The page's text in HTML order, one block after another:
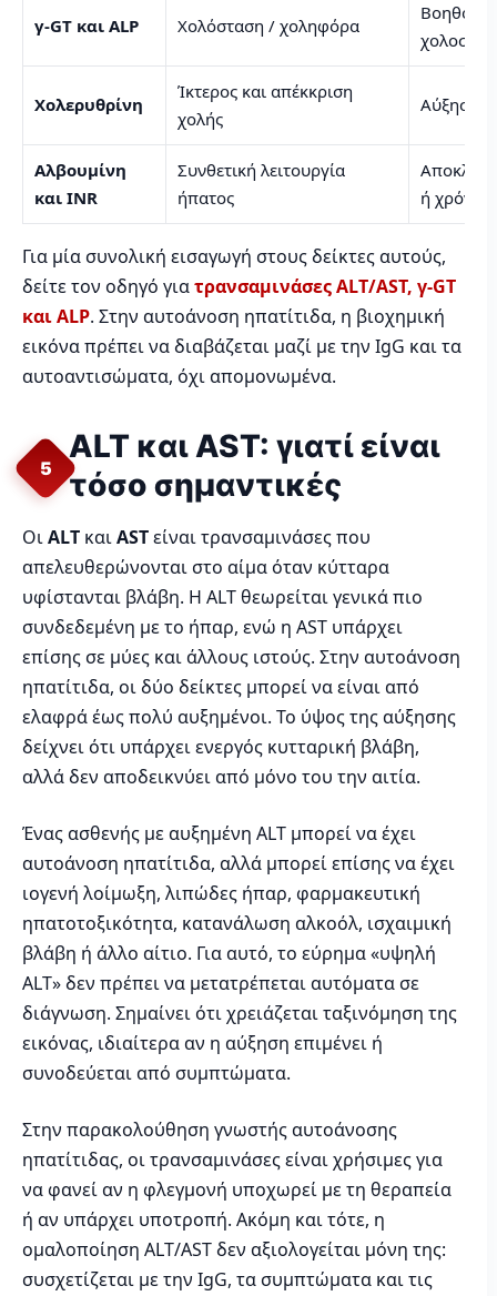
γ-GT και ALP Χολόσταση / χοληφόρα
Βοηθούν
Χολερυθρίνη
Ίκτερος και απέκκριση
χολής
Αύξηση
Αλβουμίνη
και INR
Συνθετική λειτουργία
ήπατος
ή χρόνια
Για μία συνολική εισαγωγή στους δείκτες αυτούς,
δείτε τον οδηγό γιατρανσαμινάσες ALT/AST, γ-GT
και ALP. Στην αυτοάνοση ηπατίτιδα, η βιοχημική
εικόνα πρέπει να διαβάζεται μαζί με την IgG και τα
αυτοαντισώματα, όχι απομονωμένα.
5
ALT και AST: γιατί είναι
τόσο σημαντικές
ΟιALT καιASTείναι τρανσαμινάσες που
απελευθερώνονται στο αίμα όταν κύτταρα
υφίστανται βλάβη. Η ALT θεωρείται γενικά πιο
συνδεδεμένη με το ήπαρ, ενώ η AST υπάρχει
επίσης σε μύες και άλλους ιστούς. Στην αυτοάνοση
ηπατίτιδα, οι δύο δείκτες μπορεί να είναι από
ελαφρά έως πολύ αυξημένοι. Το ύψος της αύξησης
δείχνει ότι υπάρχει ενεργός κυτταρική βλάβη,
αλλά δεν αποδεικνύει από μόνο του την αιτία.
Ένας ασθενής με αυξημένη ALT μπορεί να έχει
αυτοάνοση ηπατίτιδα, αλλά μπορεί επίσης να έχει
ιογενή λοίμωξη, λιπώδες ήπαρ, φαρμακευτική
ηπατοτοξικότητα, κατανάλωση αλκοόλ, ισχαιμική
βλάβη ή άλλο αίτιο. Για αυτό, το εύρημα «υψηλή
ALT» δεν πρέπει να μετατρέπεται αυτόματα σε
διάγνωση. Σημαίνει ότι χρειάζεται ταξινόμηση της
εικόνας, ιδιαίτερα αν η αύξηση επιμένει ή
συνοδεύεται από συμπτώματα.
Στην παρακολούθηση γνωστής αυτοάνοσης
ηπατίτιδας, οι τρανσαμινάσες είναι χρήσιμες για
να φανεί αν η φλεγμονή υποχωρεί με τη θεραπεία
ή αν υπάρχει υποτροπή. Ακόμη και τότε, η
ομαλοποίηση ALT/AST δεν αξιολογείται μόνη της:
συσχετίζεται με την IgG, τα συμπτώματα και τις